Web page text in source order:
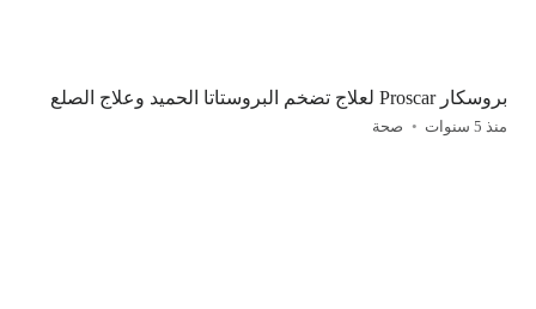
بروسكار Proscar لعلاج تضخم البروستاتا الحميد وعلاج الصلع
منذ 5 سنوات صحة